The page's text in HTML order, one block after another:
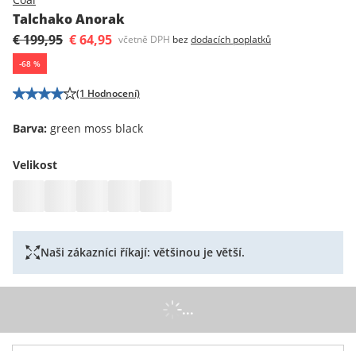
Talchako Anorak
€ 199,95 € 64,95 včetně DPH bez dodacích poplatků
-68 %
(1 Hodnocení)
Barva: green moss black
Velikost
Naši zákazníci říkají: většinou je větší.
...